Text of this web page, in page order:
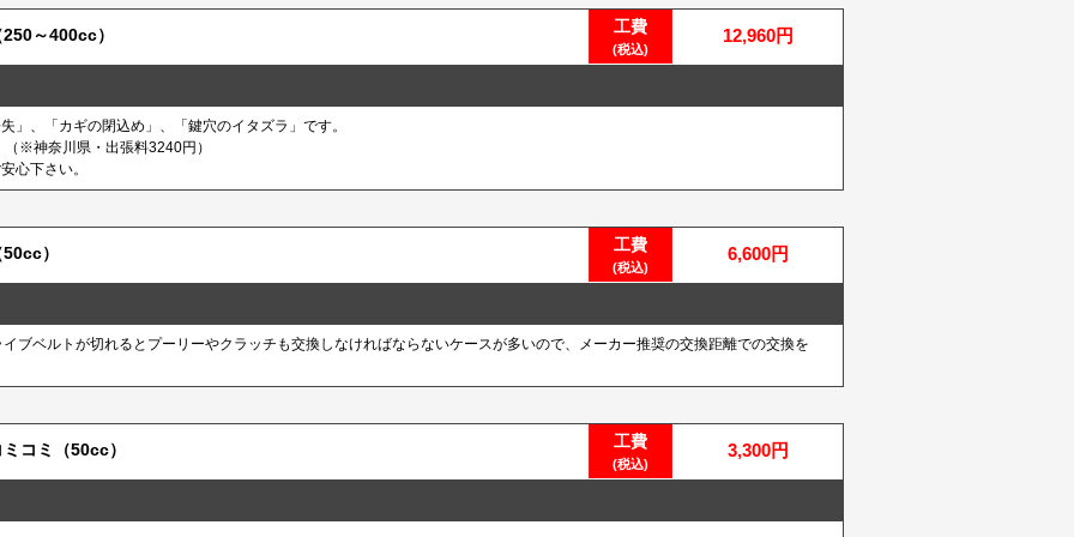
～400cc） 工費
(税込)
12,960円
」、「カギの閉込め」、「鍵穴のイタズラ」です。
※神奈川県・出張料3240円）
心下さい。
） 工費
(税込)
6,600円
ブベルトが切れるとプーリーやクラッチも交換しなければならないケースが多いので、メーカー推奨の交換距離での交換を
コミ（50cc） 工費
(税込)
3,300円